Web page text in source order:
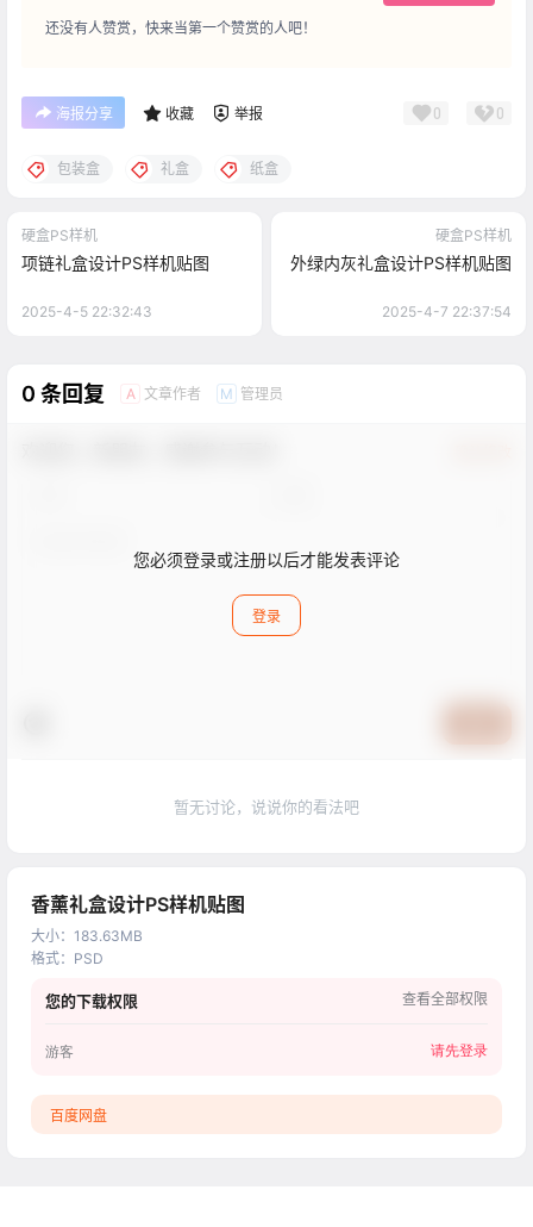
还没有人赞赏，快来当第一个赞赏的人吧！
海报分享 收藏 举报 0 0
包装盒 礼盒 纸盒
硬盒PS样机
项链礼盒设计PS样机贴图
2025-4-5 22:32:43
硬盒PS样机
外绿内灰礼盒设计PS样机贴图
2025-4-7 22:37:54
0 条回复 A 文章作者 M 管理员
您必须登录或注册以后才能发表评论
登录
暂无讨论，说说你的看法吧
香薰礼盒设计PS样机贴图
大小： 183.63MB
格式： PSD
您的下载权限 查看全部权限
游客 请先登录
百度网盘